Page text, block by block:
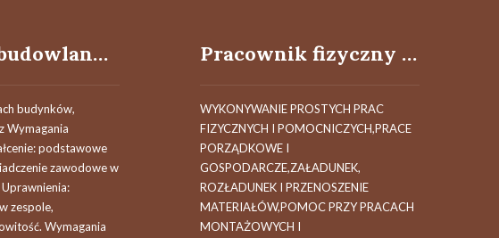
Robotnik budowlany (k/m)
budynków,
Wymagania
podstawowe
zawodowe w
zespole,
Wymagania
Pracownik fizyczny (k/m)
WYKONYWANIE PROSTYCH PRAC
FIZYCZNYCH I POMOCNICZYCH,PRACE
PORZĄDKOWE I
GOSPODARCZE,ZAŁADUNEK,
ROZŁADUNEK I PRZENOSZENIE
MATERIAŁÓW,POMOC PRZY PRACACH
MONTAŻOWYCH I